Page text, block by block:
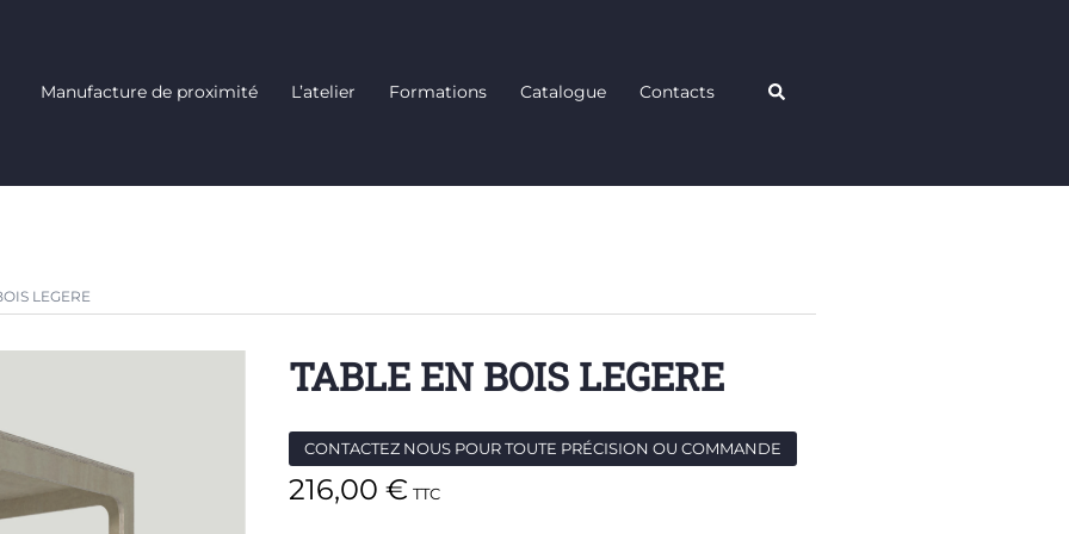
Manufacture de proximité L’atelier Formations Catalogue Contacts Rechercher
LEGERE
TABLE EN BOIS LEGERE
CONTACTEZ NOUS POUR TOUTE PRÉCISION OU COMMANDE
216,00€ TTC